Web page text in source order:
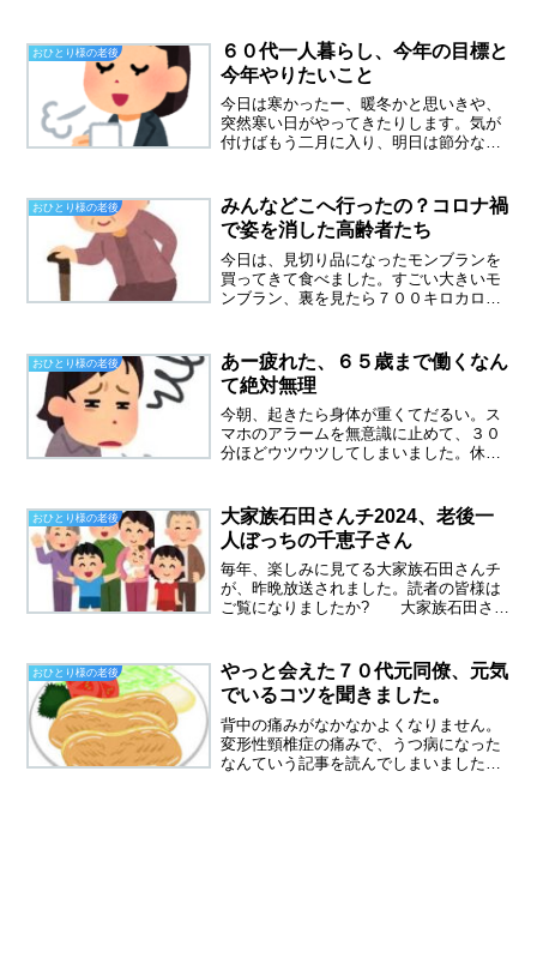
ど。動けるうちにまた会おうね昨日、会
った友人とそんな言葉を交わ...
おひとり様の老後
６０代一人暮らし、今年の目標と
今年やりたいこと
今日は寒かったー、暖冬かと思いきや、
突然寒い日がやってきたりします。気が
付けばもう二月に入り、明日は節分なん
し、ただ太巻き寿司が食べたかったので
す。６３歳、今年の目標な...
おひとり様の老後
みんなどこへ行ったの？コロナ禍
で姿を消した高齢者たち
今日は、見切り品になったモンブランを
買ってきて食べました。すごい大きいモ
ンブラン、裏を見たら７００キロカロリ
と４０代の同僚が真似して買っていきま
した。５０代同僚は、旦那...
おひとり様の老後
あー疲れた、６５歳まで働くなん
て絶対無理
今朝、起きたら身体が重くてだるい。ス
マホのアラームを無意識に止めて、３０
分ほどウツウツしてしまいました。休み
休むのは、気が引けるし、シブシブと仕
事に向かいました。午前中はサ...
おひとり様の老後
大家族石田さんチ2024、老後一
人ぼっちの千恵子さん
毎年、楽しみに見てる大家族石田さんチ
が、昨晩放送されました。読者の皆様は
ご覧になりましたか? 大家族石田さん
す。もともと、母親の介護のために別居
を始めた二人。その...
おひとり様の老後
やっと会えた７０代元同僚、元気
でいるコツを聞きました。
背中の痛みがなかなかよくなりません。
変形性頸椎症の痛みで、うつ病になった
なんていう記事を読んでしまいました。